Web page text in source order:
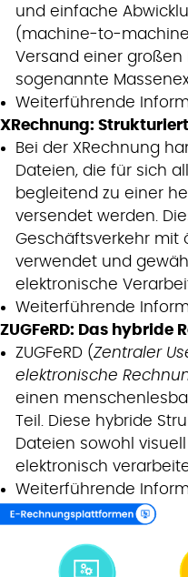
und einfache
(machine-to-
Versand einer großen
sogenannte
Weiterführende
XRechnung:
Bei der XRechnung
Dateien, die für sich
begleitend zu einer
versendet werden.
Geschäftsverkehr mit
verwendet und
elektronische
Weiterführende
ZUGFeRD: Das hybride
ZUGFeRD (Zentraler
elektronische
einen
Teil. Diese hybride
Dateien sowohl
elektronisch
Weiterführende